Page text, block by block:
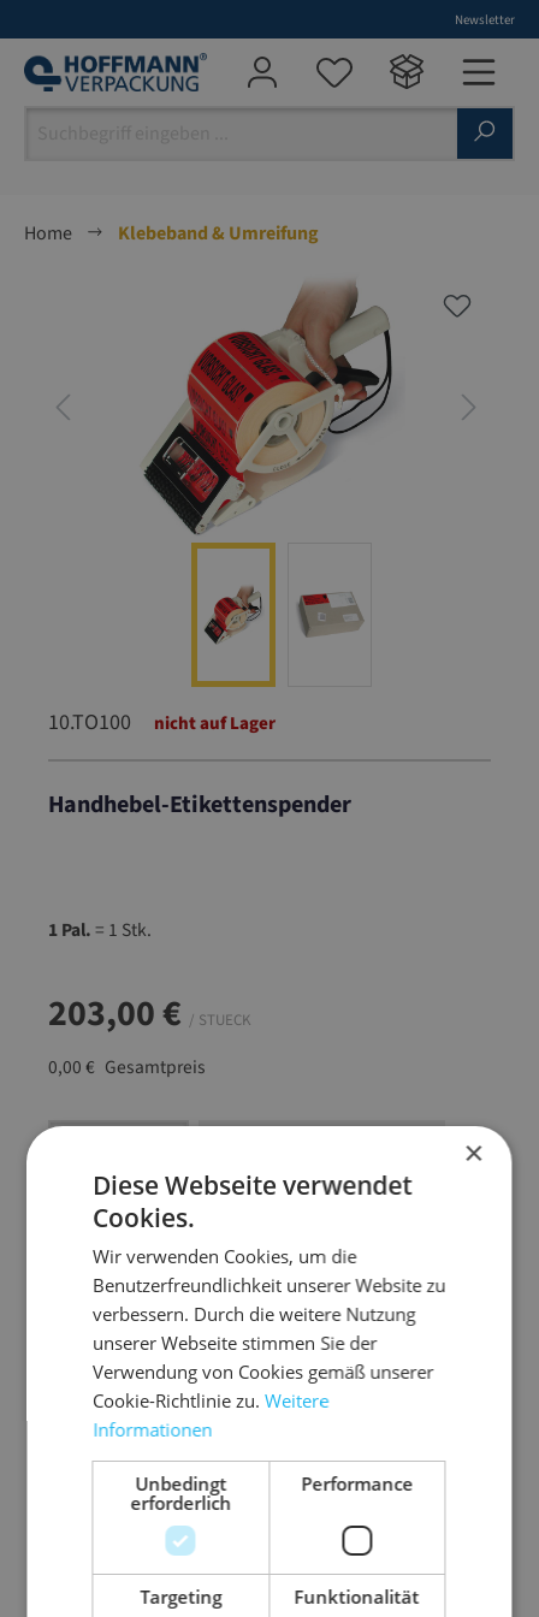
Newsletter
Home
Klebeband & Umreifung
10.TO100 nicht auf Lager
Handhebel-Etikettenspender
1 Pal.= 1 Stk.
203,00 € / STUECK
0,00 € Gesamtpreis
Artikel Anzahl: Gib den gewünschten Wert
Artikel anfragen
Artikelinformationen
Der praktische Helfer um Etiketten sauber
getrennt voneinander zu lösen und auf das
Packstück aufzubringen.
stabil aber leicht handhabbares Gerät
flexibel einsetzbar
×
Diese Webseite verwendet
Cookies.
Wir verwenden Cookies, um die
Benutzerfreundlichkeit unserer Website zu
verbessern. Durch die weitere Nutzung
unserer Webseite stimmen Sie der
Verwendung von Cookies gemäß unserer
Cookie-Richtlinie zu.Weitere
Informationen
Unbedingt
erforderlich
Performance
Targeting Funktionalität